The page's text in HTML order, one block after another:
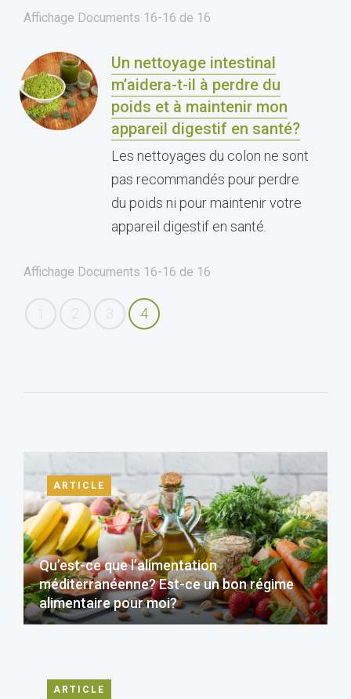
Affichage Documents 16-16 de 16
Un nettoyage intestinal
m’aidera-t-il à perdre du
poids et à maintenir mon
appareil digestif en santé?
Les nettoyages du colon ne sont
pas recommandés pour perdre
du poids ni pour maintenir votre
appareil digestif en santé.
Affichage Documents 16-16 de 16
4
ARTICLE
Qu’est-ce que l’alimentation
méditerranéenne? Est-ce un bon régime
alimentaire pour moi?
ARTICLE